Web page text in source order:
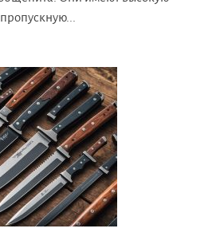
пропускную...